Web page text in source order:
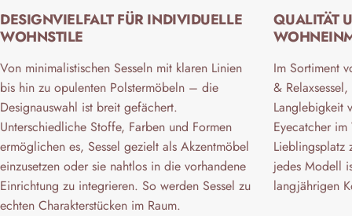
DESIGNVIELFALT FÜR INDIVIDUELLE
WOHNSTILE
Von minimalistischen Sesseln mit klaren Linien
bis hin zu opulenten Polstermöbeln – die
Designauswahl ist breit gefächert.
Unterschiedliche Stoffe, Farben und Formen
ermöglichen es, Sessel gezielt als Akzentmöbel
einzusetzen oder sie nahtlos in die vorhandene
Einrichtung zu integrieren. So werden Sessel zu
echten Charakterstücken im Raum.
QUALITÄT
Im Sortiment
&
Langlebigkeit
Eyecatcher
Lieblingsplatz
jedes Modell
langjährigen